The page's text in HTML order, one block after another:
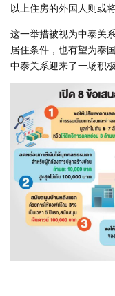
以上住房的外国人则或
这一举措被视为中泰关
居住条件，也有望为泰
中泰关系迎来了一场积